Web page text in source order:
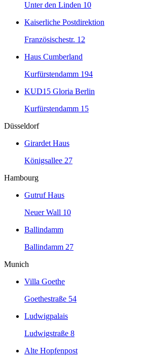
Unter den Linden 10
Kaiserliche Postdirektion
Französischestr. 12
Haus Cumberland
Kurfürstendamm 194
KUD15 Gloria Berlin
Kurfürstendamm 15
Düsseldorf
Girardet Haus
Königsallee 27
Hambourg
Gutruf Haus
Neuer Wall 10
Ballindamm
Ballindamm 27
Munich
Villa Goethe
Goethestraße 54
Ludwigpalais
Ludwigstraße 8
Alte Hopfenpost